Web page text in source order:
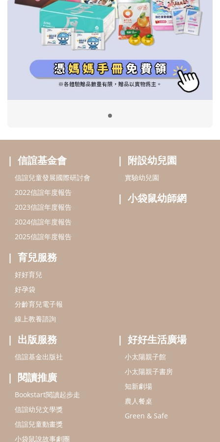
信誼基金會
2022信誼年度報告
2023信誼年度報告
2024信誼年度報告
好孕袋
分齡育兒電子報
線上教養諮詢
附設幼兒園
小袋鼠幼師網
出版服務
信誼基金出版社
閱讀推廣
Bookstart閱讀起步走
信誼幼兒文學獎
信誼兒童動畫獎
小袋鼠說故事劇團
service@hsin-yi.org.tw
信誼好好育兒
小太陽親子書房
(02)2396-5305轉2345 (週一～週五 9:00～18:00)
認識信誼 合作洽談 智慧財產權聲明
本網站建議使用IE9(含以上)或 Google Chrome 版本瀏覽器
信誼基金會/上誼文化實業股份有限公司 版權所有 ©